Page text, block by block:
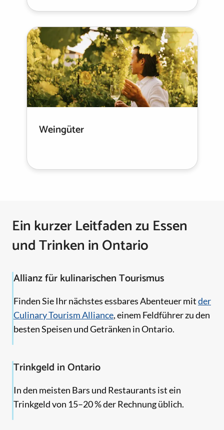
Weingüter
Ein kurzer Leitfaden zu Essen
und Trinken in Ontario
Allianz für kulinarischen Tourismus
Finden Sie Ihr nächstes essbares Abenteuer mitder
Culinary Tourism Alliance, einem Feldführer zu den
besten Speisen und Getränken in Ontario.
Trinkgeld in Ontario
In den meisten Bars und Restaurants ist ein
Trinkgeld von 15–20 % der Rechnung üblich.